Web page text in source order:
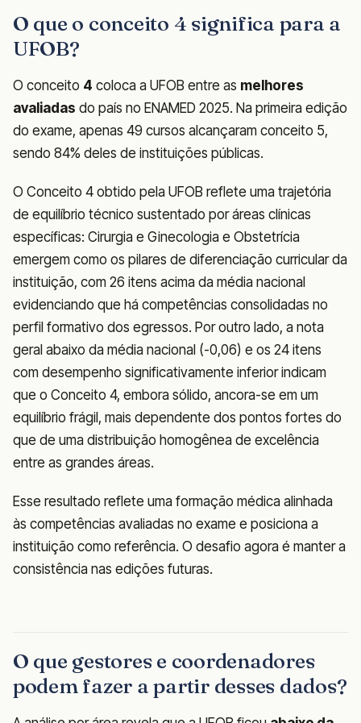
O que o conceito 4 significa para a
UFOB?
O conceito 4 coloca a UFOB entre as melhores
avaliadas do país no ENAMED 2025. Na primeira edição
do exame, apenas 49 cursos alcançaram conceito 5,
sendo 84% deles de instituições públicas.
O Conceito 4 obtido pela UFOB reflete uma trajetória
de equilíbrio técnico sustentado por áreas clínicas
específicas: Cirurgia e Ginecologia e Obstetrícia
emergem como os pilares de diferenciação curricular da
instituição, com 26 itens acima da média nacional
evidenciando que há competências consolidadas no
perfil formativo dos egressos. Por outro lado, a nota
geral abaixo da média nacional (-0,06) e os 24 itens
com desempenho significativamente inferior indicam
que o Conceito 4, embora sólido, ancora-se em um
equilíbrio frágil, mais dependente dos pontos fortes do
que de uma distribuição homogênea de excelência
entre as grandes áreas.
Esse resultado reflete uma formação médica alinhada
às competências avaliadas no exame e posiciona a
instituição como referência. O desafio agora é manter a
consistência nas edições futuras.
O que gestores e coordenadores
podem fazer a partir desses dados?